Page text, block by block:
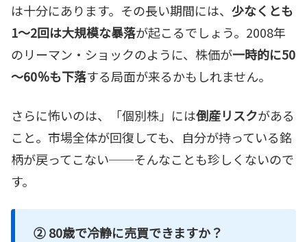
は十分にあります。その長い期間には、 少なくとも
1～2回は大規模な暴落が起こるでしょう。2008年
のリーマン・ショックのように、株価が一時的に50
～60％も下落する局面が来るかもしれません。
さらに怖いのは、「個別株」には倒産リスクがある
こと。市場全体が回復しても、自分が持っている銘
柄が戻ってこない──そんなことも珍しくないので
す。
② 80歳で冷静に売買できますか？